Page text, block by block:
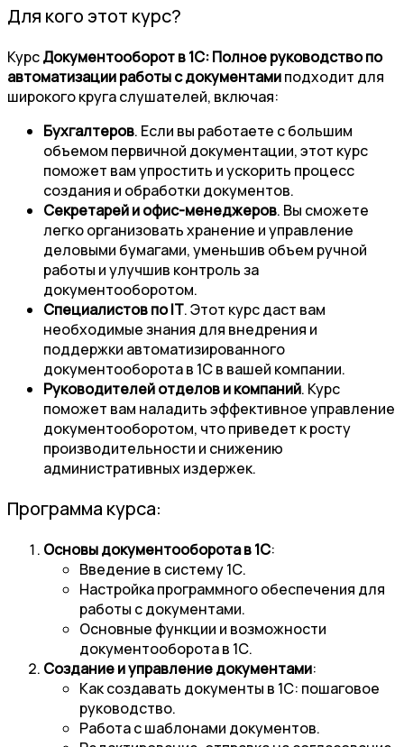
Для кого этот курс?
КурсДокументооборот в 1С: Полное руководство по
автоматизации работы с документамиподходит для
широкого круга слушателей, включая:
Бухгалтеров. Если вы работаете с большим
объемом первичной документации, этот курс
поможет вам упростить и ускорить процесс
создания и обработки документов.
Секретарей и офис-менеджеров. Вы сможете
легко организовать хранение и управление
деловыми бумагами, уменьшив объем ручной
работы и улучшив контроль за
документооборотом.
Специалистов по IT. Этот курс даст вам
необходимые знания для внедрения и
поддержки автоматизированного
документооборота в 1С в вашей компании.
Руководителей отделов и компаний. Курс
поможет вам наладить эффективное управление
документооборотом, что приведет к росту
производительности и снижению
административных издержек.
Программа курса:
Основы документооборота в 1С:
Введение в систему 1С.
Настройка программного обеспечения для
работы с документами.
Основные функции и возможности
документооборота в 1С.
Создание и управление документами:
Как создавать документы в 1С: пошаговое
руководство.
Работа с шаблонами документов.